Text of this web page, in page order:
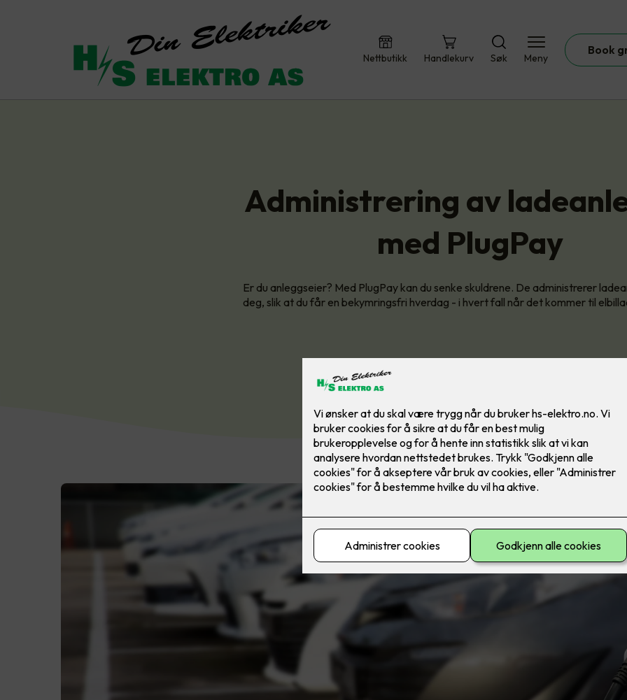
Nettbutikk Handlekurv Søk Meny
Book
Administrering av
med PlugPay
Er du anleggseier? Med PlugPay kan du senke skuldrene. De administrerer
deg, slik at du får en bekymringsfri hverdag - i hvert fall når det kommer til